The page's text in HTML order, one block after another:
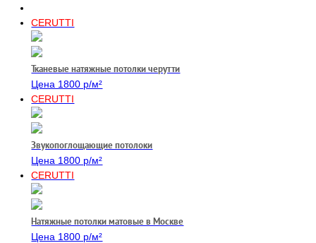
CERUTTI
Тканевые натяжные потолки черутти
Цена 1800 р/м²
CERUTTI
Звукопоглощающие потолоки
Цена 1800 р/м²
CERUTTI
Натяжные потолки матовые в Москве
Цена 1800 р/м²